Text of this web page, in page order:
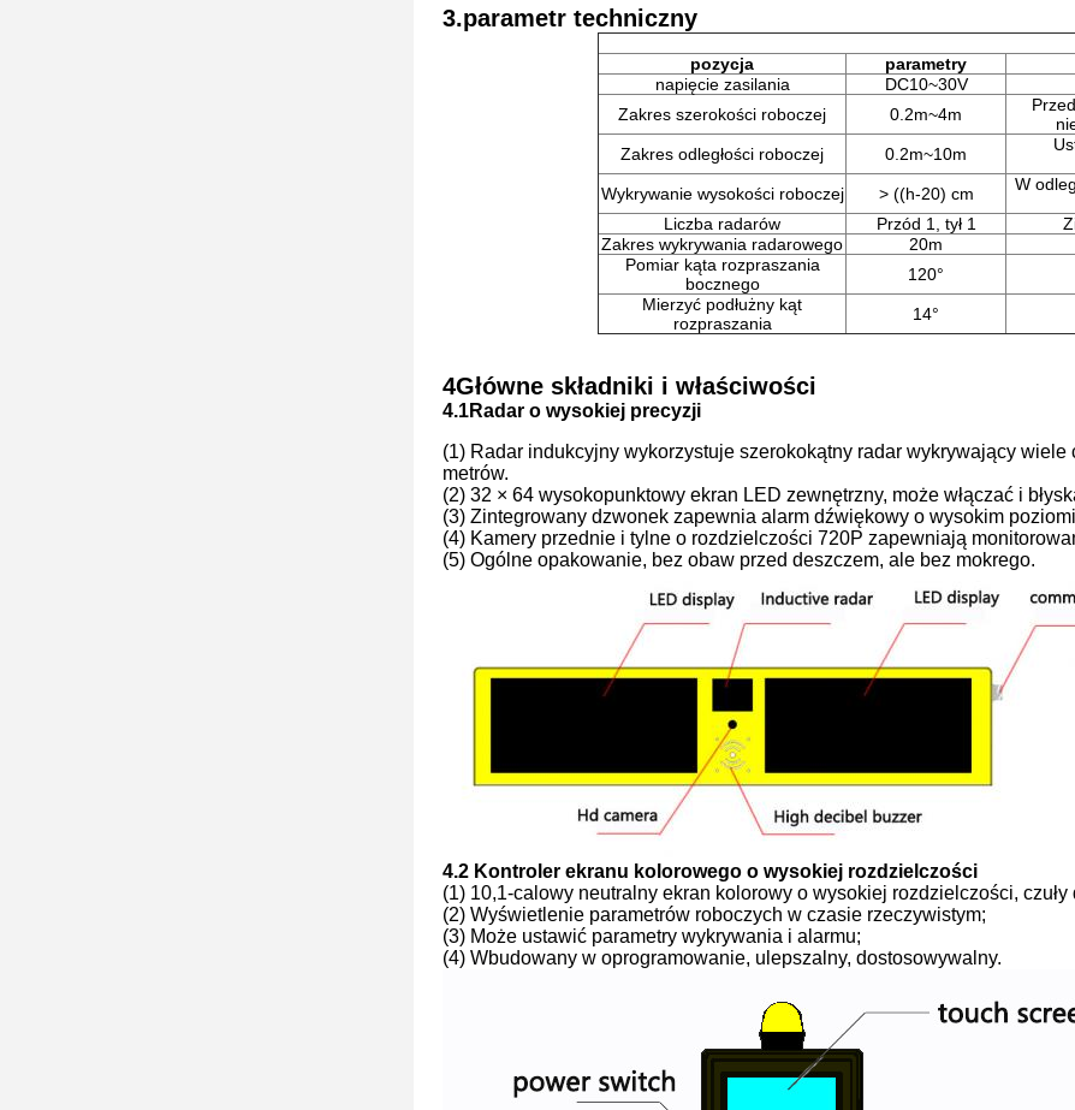
3.parametr techniczny
pozycja parametry
napięcie zasilania
DC10~30V
Zakres szerokości roboczej
0.2m~4m
Zakres odległości roboczej
0.2m~10m
Wykrywanie wysokości roboczej
> ((h-20) cm
W
Liczba radarów
Przód 1, tył 1
Zakres wykrywania radarowego
20m
Pomiar kąta rozpraszania
bocznego
120°
Mierzyć podłużny kąt
rozpraszania
14°
4Główne składniki i właściwości
4.1Radar o wysokiej precyzji
(1) Radar indukcyjny wykorzystuje szerokokątny radar wykrywający
metrów.
(2) 32 × 64 wysokopunktowy ekran LED zewnętrzny, może włączać i
(3) Zintegrowany dzwonek zapewnia alarm dźwiękowy o wysokim
(4) Kamery przednie i tylne o rozdzielczości 720P zapewniają
(5) Ogólne opakowanie, bez obaw przed deszczem, ale bez mokrego.
4.2 Kontroler ekranu kolorowego o wysokiej rozdzielczości
(1) 10,1-calowy neutralny ekran kolorowy o wysokiej rozdzielczości,
(2) Wyświetlenie parametrów roboczych w czasie rzeczywistym;
(3) Może ustawić parametry wykrywania i alarmu;
(4) Wbudowany w oprogramowanie, ulepszalny, dostosowywalny.